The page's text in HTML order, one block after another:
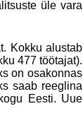
üle vara
Kokku alustab
477 töötajat).
on osakonnas
saab reeglina
Eesti. Uue